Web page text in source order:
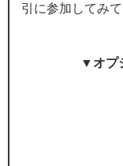
引に参加してみ
▼オプ